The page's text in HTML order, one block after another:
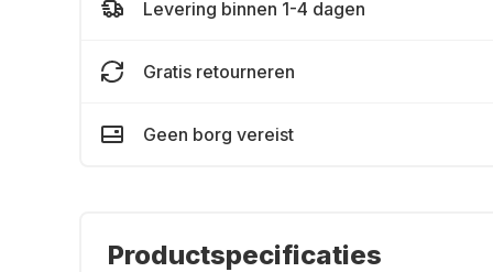
Levering binnen 1-4 dagen
Gratis retourneren
Geen borg vereist
Productspecificaties